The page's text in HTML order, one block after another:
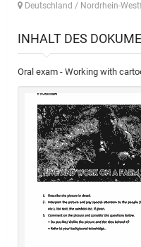
Deutschland / Nordrhein-
INHALT DES
Oral exam - Working with